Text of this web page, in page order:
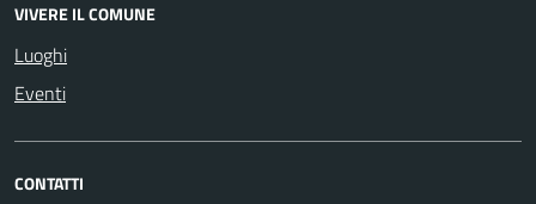
VIVERE IL COMUNE
Luoghi
Eventi
CONTATTI